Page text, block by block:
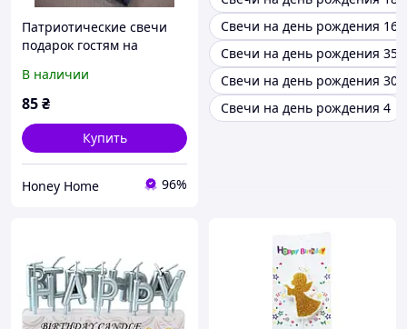
Патриотические свечи
подарок гостям на
рождения
В наличии
85₴
Купить
Honey Home 96%
Свечи на день рождения 16
Свечи на день рождения 35
Свечи на день рождения 30
Свечи на день рождения 4